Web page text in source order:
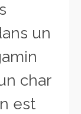
un
char
est